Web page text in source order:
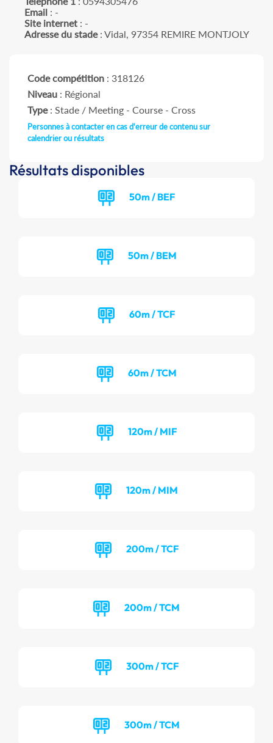
Email: -
Site internet: -
Adresse du stade: Vidal, 97354 REMIRE MONTJOLY
Code compétition : 318126
Niveau : Régional
Type: Stade / Meeting - Course - Cross
Personnes à contacter en cas d'erreur de contenu sur
calendrier ou résultats
Résultats disponibles
50m / BEF
50m / BEM
60m / TCF
60m / TCM
120m / MIF
120m / MIM
200m / TCF
200m / TCM
300m / TCF
300m / TCM